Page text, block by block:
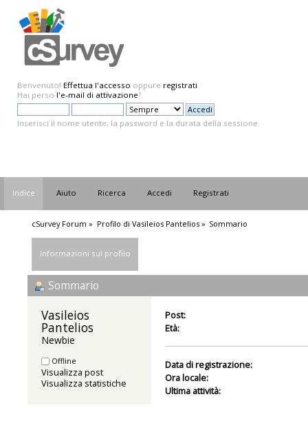
Benvenuto! Effettua l'accesso oppure registrati.
Hai perso l'e-mail di attivazione?
Inserisci il nome utente, la password e la durata della sessione.
Indice Aiuto Ricerca Accedi Registrati
cSurvey Forum » Profilo di Vasileios Pantelios» Sommario
Informazioni sul profilo
Sommario
Vasileios
Pantelios
Newbie
Offline
Visualizza post
Visualizza statistiche
Post:
Età:
Data di registrazione:
Ora locale:
Ultima attività: